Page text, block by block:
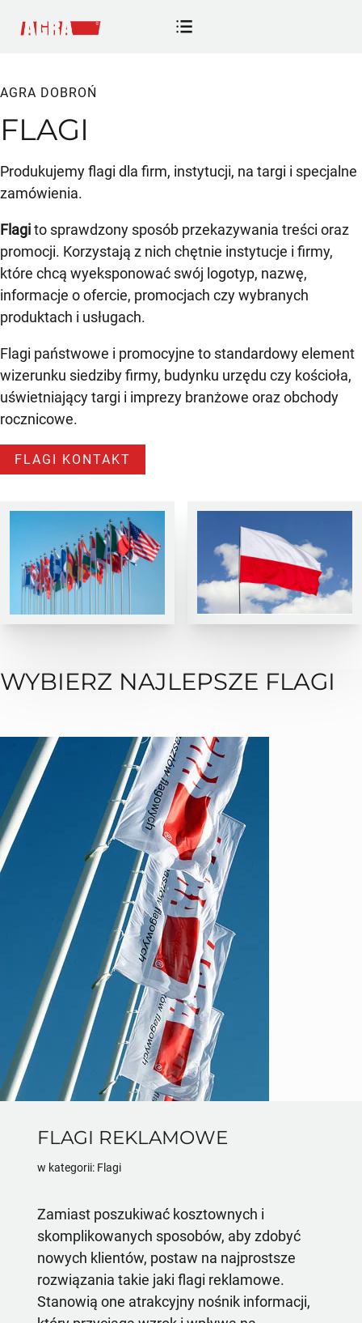
FLAGI
AGRA DOBROŃ
Produkujemy flagi dla firm, instytucji, na targi i specjalne
zamówienia.
Flagito sprawdzony sposób przekazywania treści oraz
promocji. Korzystają z nich chętnie instytucje i firmy,
które chcą wyeksponować swój logotyp, nazwę,
informacje o ofercie, promocjach czy wybranych
produktach i usługach.
Flagi państwowe i promocyjne to standardowy element
wizerunku siedziby firmy, budynku urzędu czy kościoła,
uświetniający targi i imprezy branżowe oraz obchody
rocznicowe.
FLAGI KONTAKT
WYBIERZ NAJLEPSZE FLAGI
FLAGI REKLAMOWE
w kategorii: Flagi
Zamiast poszukiwać kosztownych i
skomplikowanych sposobów, aby zdobyć
nowych klientów, postaw na najprostsze
rozwiązania takie jaki flagi reklamowe.
Stanowią one atrakcyjny nośnik informacji,